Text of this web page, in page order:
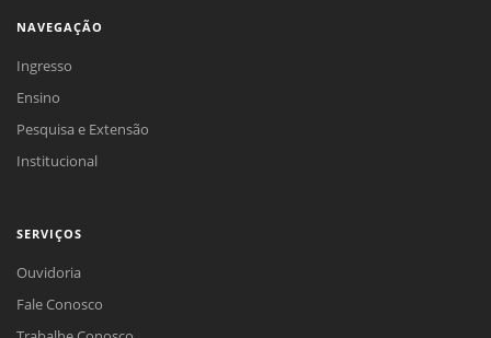
NAVEGAÇÃO
Ingresso
Ensino
Pesquisa e Extensão
Institucional
SERVIÇOS
Ouvidoria
Fale Conosco